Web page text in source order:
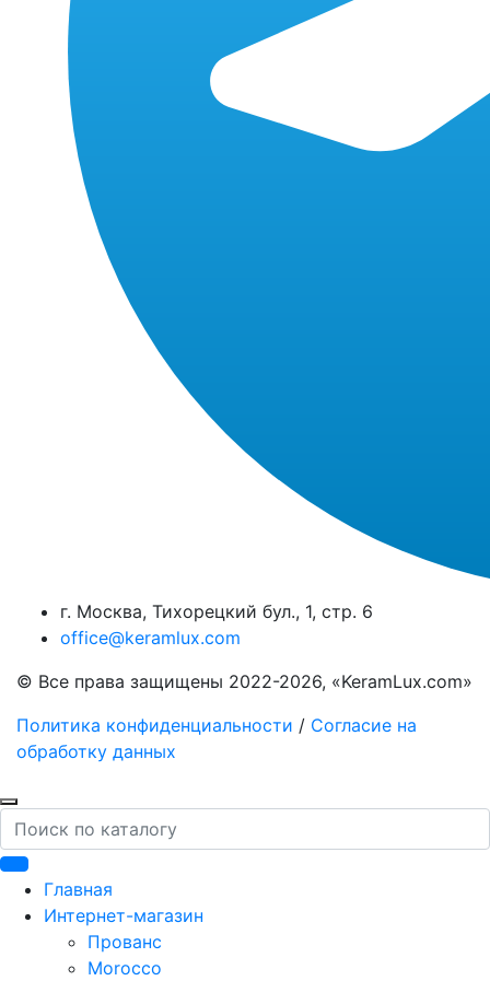
г. Москва, Тихорецкий бул., 1, стр. 6
office@keramlux.com
© Все права защищены 2022-2026, «KeramLux.com»
Политика конфиденциальности / Согласие на
обработку данных
Поиск
Главная
Интернет-магазин
Прованс
Morocco